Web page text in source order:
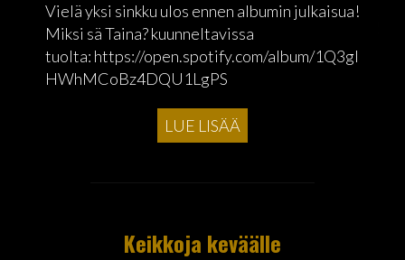
Vielä yksi sinkku ulos ennen albumin julkaisua!
Miksi sä Taina? kuunneltavissa
tuolta: https://open.spotify.com/album/1Q3gl
HWhMCoBz4DQU1LgPS
LUE LISÄÄ
Keikkoja keväälle